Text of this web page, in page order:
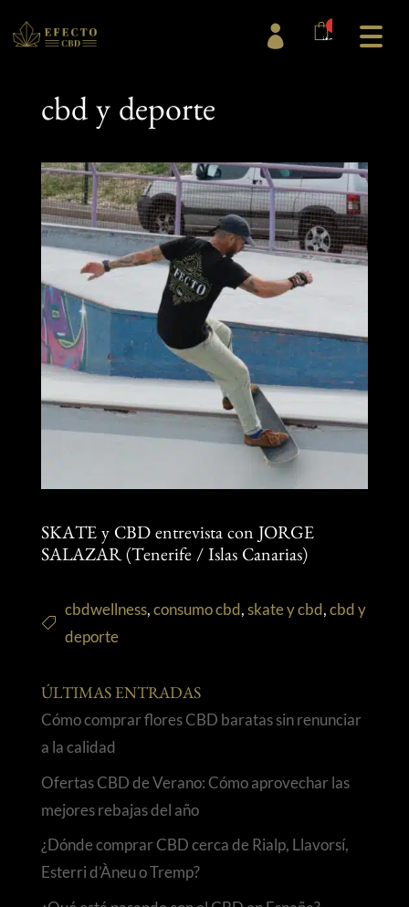
items

cbd y deporte
SKATE y CBD entrevista con JORGE
SALAZAR (Tenerife / Islas Canarias)
cbdwellness,consumo cbd,skate y cbd,cbd y
deporte
ÚLTIMAS ENTRADAS
Cómo comprar flores CBD baratas sin renunciar
a la calidad
Ofertas CBD de Verano: Cómo aprovechar las
mejores rebajas del año
¿Dónde comprar CBD cerca de Rialp, Llavorsí,
Esterri d’Àneu o Tremp?